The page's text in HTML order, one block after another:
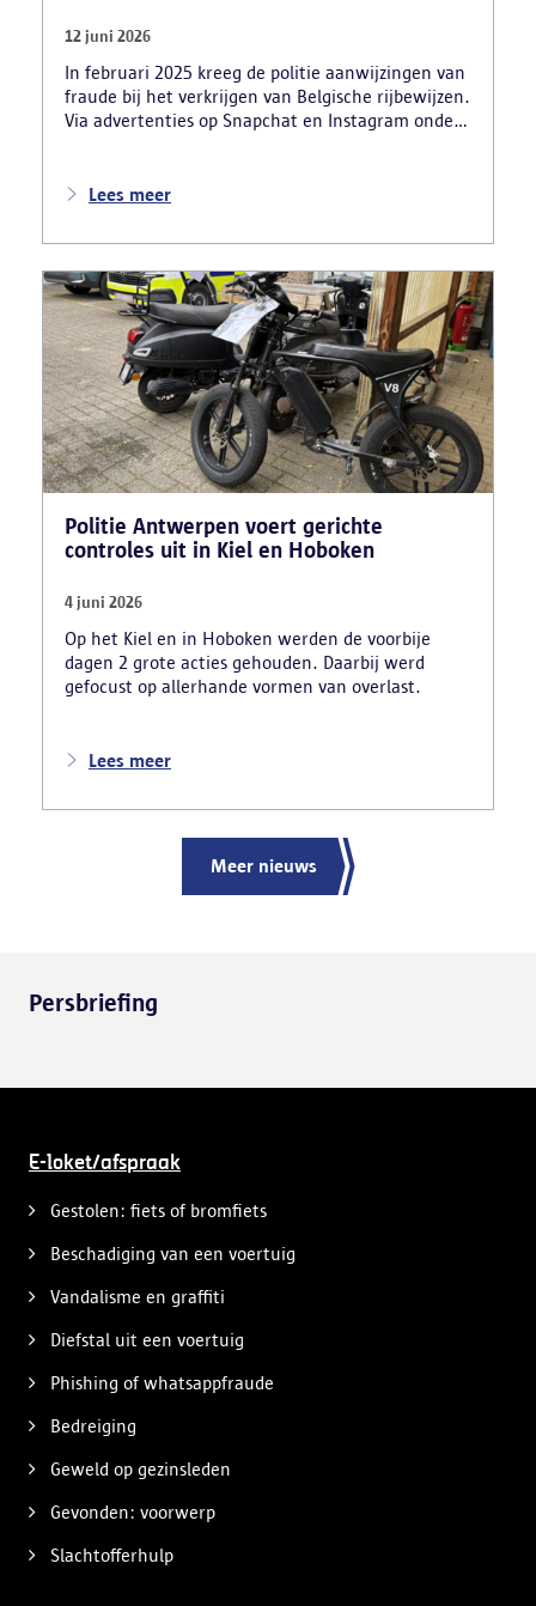
12 juni 2026
In februari 2025 kreeg de politie aanwijzingen van
fraude bij het verkrijgen van Belgische rijbewijzen.
Via advertenties op Snapchat en Instagram onder
aan. Daarnaast maakten zij reclame voor het
effectief lessen te volgen en voor fraude bij
bracht ook een rijschooldirecteur in beeld die
examenfraude organiseerde,
bekwaamheidsattesten afleverde zonder vereiste
opleiding en een vervalst uittreksel uit het
strafregister gebruikte.
Lees meer
Politie Antwerpen voert gerichte
controles uit in Kiel en Hoboken
4 juni 2026
Op het Kiel en in Hoboken werden de voorbije
dagen 2 grote acties gehouden. Daarbij werd
gefocust op allerhande vormen van overlast.
Lees meer
Meer nieuws
Persbriefing
E-loket/afspraak
Gestolen: fiets of bromfiets
Beschadiging van een voertuig
Vandalisme en graffiti
Diefstal uit een voertuig
Phishing of whatsappfraude
Bedreiging
Geweld op gezinsleden
Gevonden: voorwerp
Slachtofferhulp